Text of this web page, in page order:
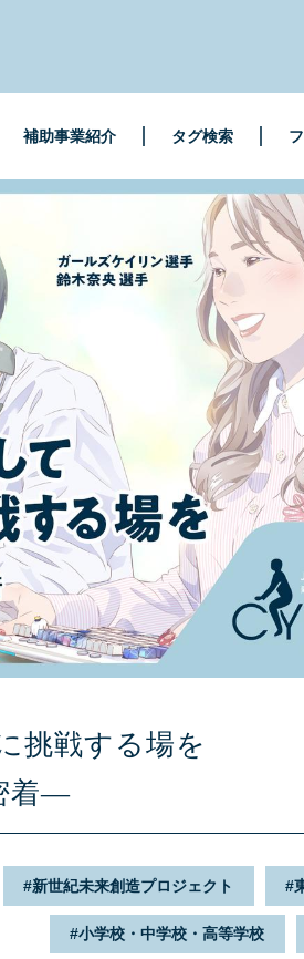
補助事業紹介 タグ検索
挑戦する場を
着―
新世紀未来創造プロジェクト
小学校・中学校・高等学校